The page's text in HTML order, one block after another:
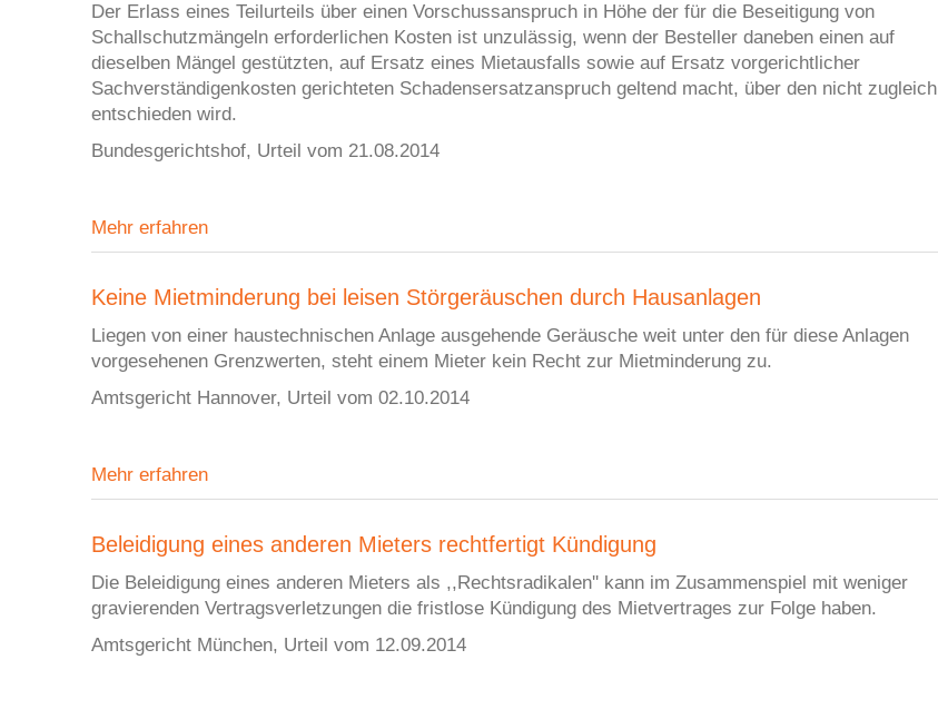
Der Erlass eines Teilurteils über einen Vorschussanspruch in Höhe der für die Beseitigung von
Schallschutzmängeln erforderlichen Kosten ist unzulässig, wenn der Besteller daneben einen auf
dieselben Mängel gestützten, auf Ersatz eines Mietausfalls sowie auf Ersatz vorgerichtlicher
Sachverständigenkosten gerichteten Schadensersatzanspruch geltend macht, über den nicht zugleich
entschieden wird.
Bundesgerichtshof, Urteil vom 21.08.2014
Mehr erfahren
Keine Mietminderung bei leisen Störgeräuschen durch Hausanlagen
Liegen von einer haustechnischen Anlage ausgehende Geräusche weit unter den für diese Anlagen
vorgesehenen Grenzwerten, steht einem Mieter kein Recht zur Mietminderung zu.
Amtsgericht Hannover, Urteil vom 02.10.2014
Mehr erfahren
Beleidigung eines anderen Mieters rechtfertigt Kündigung
Die Beleidigung eines anderen Mieters als ,,Rechtsradikalen'' kann im Zusammenspiel mit weniger
gravierenden Vertragsverletzungen die fristlose Kündigung des Mietvertrages zur Folge haben.
Amtsgericht München, Urteil vom 12.09.2014